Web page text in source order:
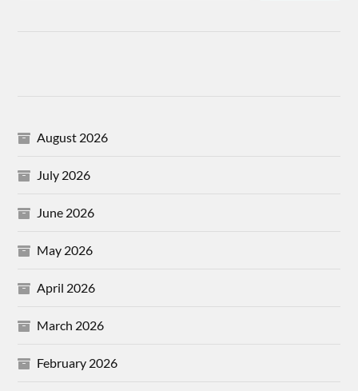
August 2026
July 2026
June 2026
May 2026
April 2026
March 2026
February 2026